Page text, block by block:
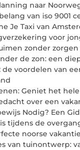
naar
van iso 9001
Je Taxi van
voor
zonder
de zon: een
voordelen van
Geniet het
over een
Nodig? Een
tijdens de
noorse
van tuinontwerp: